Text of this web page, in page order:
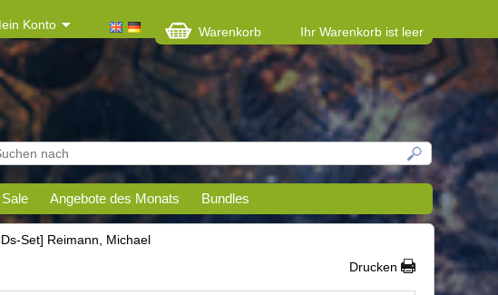
Konto Warenkorb Ihr Warenkorb ist leer
Sale Angebote des Monats Bundles
Set] Reimann, Michael
Drucken